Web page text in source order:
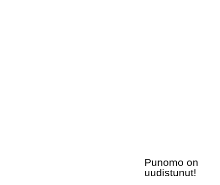
Punomo on
uudistunut!